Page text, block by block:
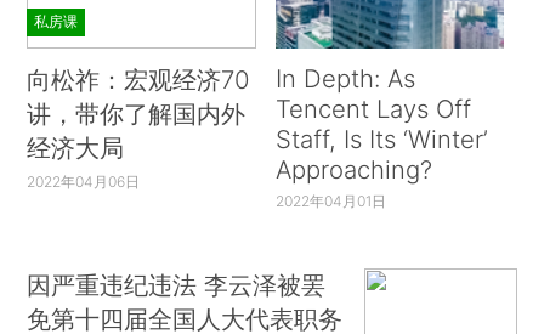
私房课
向松祚：宏观经济70
讲，带你了解国内外
经济大局
2022年04月06日
In Depth: As
Tencent Lays Off
Staff, Is Its ‘Winter’
Approaching?
2022年04月01日
因严重违纪违法 李云泽被罢
免第十四届全国人大代表职务